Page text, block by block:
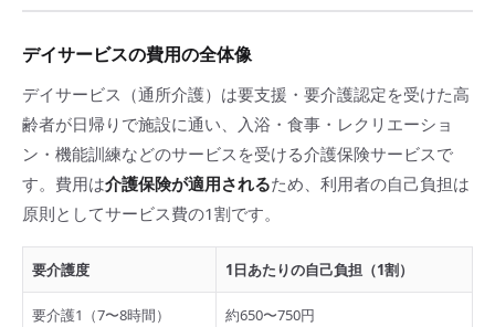
デイサービスの費用の全体像
デイサービス（通所介護）は要支援・要介護認定を受けた高
齢者が日帰りで施設に通い、入浴・食事・レクリエーショ
ン・機能訓練などのサービスを受ける介護保険サービスで
す。費用は介護保険が適用されるため、利用者の自己負担は
原則としてサービス費の1割です。
要介護度 1日あたりの自己負担（1割）
要介護1（7〜8時間） 約650〜750円